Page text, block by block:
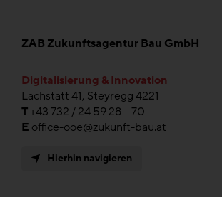
ZAB Zukunftsagentur Bau GmbH
Digitalisierung & Innovation
Lachstatt 41, Steyregg 4221
T+43 732 / 24 59 28 – 70
E office-ooe@zukunft-bau.at
Hierhin navigieren